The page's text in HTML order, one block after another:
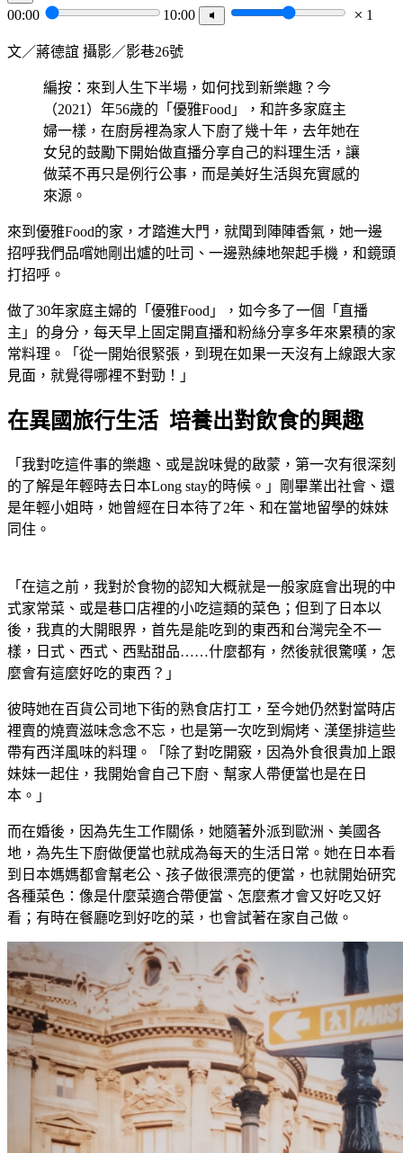
00:00 10:00 1
文／蔣德誼 攝影／影巷26號
編按：來到人生下半場，如何找到新樂趣？今
（2021）年56歲的「優雅Food」，和許多家庭主
婦一樣，在廚房裡為家人下廚了幾十年，去年她在
女兒的鼓勵下開始做直播分享自己的料理生活，讓
做菜不再只是例行公事，而是美好生活與充實感的
來源。
來到優雅Food的家，才踏進大門，就聞到陣陣香氣，她一邊
招呼我們品嚐她剛出爐的吐司、一邊熟練地架起手機，和鏡頭
打招呼。
做了30年家庭主婦的「優雅Food」，如今多了一個「直播
主」的身分，每天早上固定開直播和粉絲分享多年來累積的家
常料理。「從一開始很緊張，到現在如果一天沒有上線跟大家
見面，就覺得哪裡不對勁！」
在異國旅行生活 培養出對飲食的興趣
「我對吃這件事的樂趣、或是說味覺的啟蒙，第一次有很深刻
的了解是年輕時去日本Long stay的時候。」剛畢業出社會、還
是年輕小姐時，她曾經在日本待了2年、和在當地留學的妹妹
同住。
「在這之前，我對於食物的認知大概就是一般家庭會出現的中
式家常菜、或是巷口店裡的小吃這類的菜色；但到了日本以
後，我真的大開眼界，首先是能吃到的東西和台灣完全不一
樣，日式、西式、西點甜品……什麼都有，然後就很驚嘆，怎
麼會有這麼好吃的東西？」
彼時她在百貨公司地下街的熟食店打工，至今她仍然對當時店
裡賣的燒賣滋味念念不忘，也是第一次吃到焗烤、漢堡排這些
帶有西洋風味的料理。「除了對吃開竅，因為外食很貴加上跟
妹妹一起住，我開始會自己下廚、幫家人帶便當也是在日
本。」
而在婚後，因為先生工作關係，她隨著外派到歐洲、美國各
地，為先生下廚做便當也就成為每天的生活日常。她在日本看
到日本媽媽都會幫老公、孩子做很漂亮的便當，也就開始研究
各種菜色：像是什麼菜適合帶便當、怎麼煮才會又好吃又好
看；有時在餐廳吃到好吃的菜，也會試著在家自己做。